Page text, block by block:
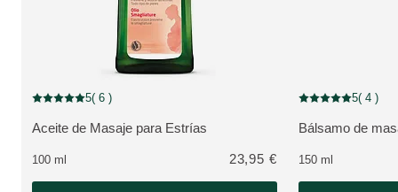
VER PRODUCTO:
Aceite de Masaje para Estrías
Puntuación: 5 / 5 estrellas 6 valoraciones de usuarios
5( 6 )
100 ml 23,95 €
VER
Bálsamo de
Puntuación: 5 / 5
5( 4 )
150 ml